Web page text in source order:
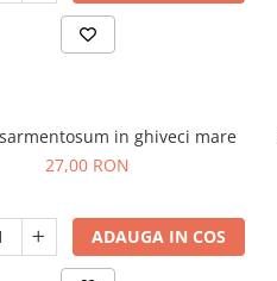
in ghiveci mare
27,00 RON
ADAUGA IN COS